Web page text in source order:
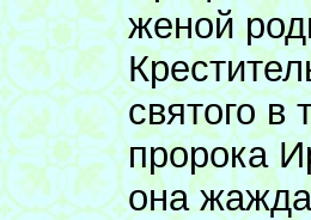
женой
святого
пророка
она